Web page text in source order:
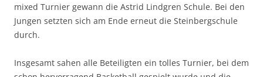
mixed Turnier gewann die Astrid Lindgren Schule. Bei den
Jungen setzten sich am Ende erneut die Steinbergschule
durch.
Insgesamt sahen alle Beteiligten ein tolles Turnier, bei dem